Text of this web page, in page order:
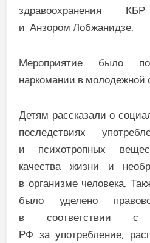
здравоохранения
и Анзором Лобжанидзе.
Мероприятие было
наркомании в молодежной
Детям рассказали о
последствиях
и психотропных
качества жизни и
в организме человека.
было уделено
в соответствии с
РФ за употребление,